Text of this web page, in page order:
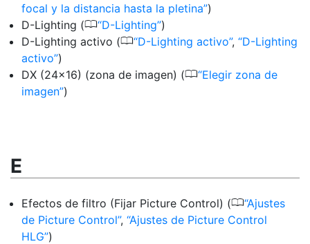
focal y la distancia hasta la pletina )
D-Lighting (0 D-Lighting )
D-Lighting activo (0 D-Lighting activo ,
D-Lighting
activo )
DX (24×16) (zona de imagen) (0 Elegir zona de
imagen )
E
Efectos de filtro (Fijar Picture Control) (0 Ajustes
de Picture Control , Ajustes de Picture Control
HLG )